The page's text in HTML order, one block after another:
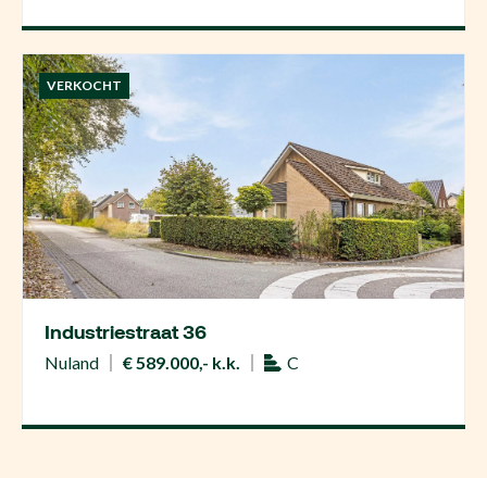
VERKOCHT
Industriestraat 36
Nuland € 589.000,- k.k. C